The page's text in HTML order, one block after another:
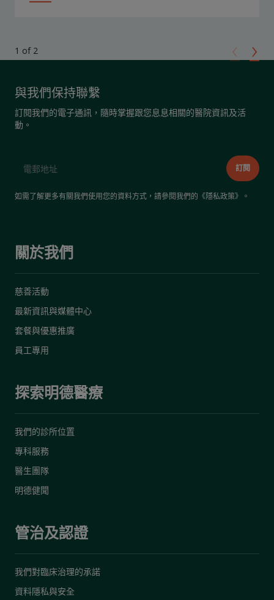
1 of 2 ‹ ›
與我們保持聯繫
訂閱我們的電子通訊，隨時掌握跟您息息相關的醫院資訊及活
動。
如需了解更多有關我們使用您的資料方式，請參閱我們的《隱私政策》。
關於我們
慈善活動
最新資訊與媒體中心
套餐與優惠推廣
員工專用
探索明德醫療
我們的診所位置
專科服務
醫生團隊
明德健聞
管治及認證
我們對臨床治理的承諾
資料隱私與安全